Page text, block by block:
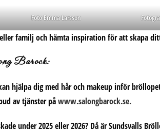
Foto Emma Larsson
familj och hämta inspiration för att skapa
Barock:
hjälpa dig med hår och makeup inför
av tjänster påwww.salongbarock.se.
under 2025 eller 2026? Då ärSundsvalls